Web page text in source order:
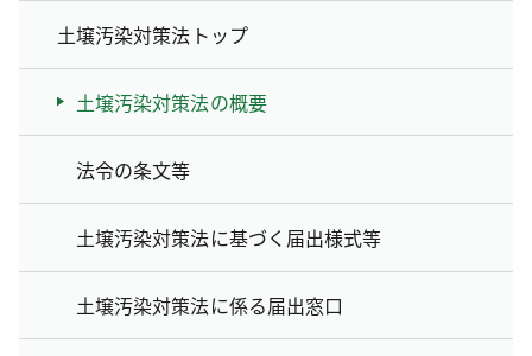
土壌汚染対策法トップ
土壌汚染対策法の概要
法令の条文等
土壌汚染対策法に基づく届出様式等
土壌汚染対策法に係る届出窓口